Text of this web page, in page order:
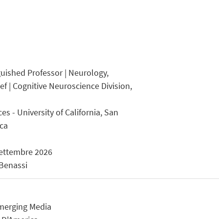
Professor | Neurology,
| Cognitive Neuroscience Division,
- University of California, San
2026
Media